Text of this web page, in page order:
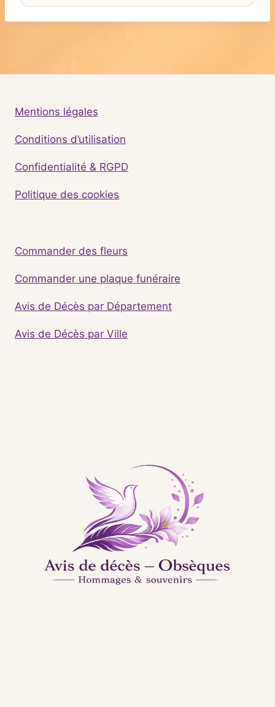
Mentions légales
Conditions d’utilisation
Confidentialité & RGPD
Politique des cookies
Commander des fleurs
Commander une plaque funéraire
Avis de Décès par Département
Avis de Décès par Ville